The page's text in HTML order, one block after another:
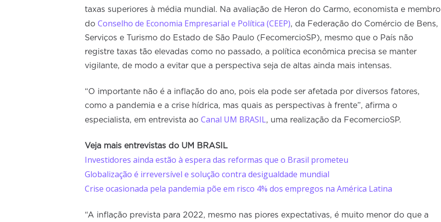
taxas superiores à média mundial. Na avaliação de Heron do Carmo, economista e membro
do Conselho de Economia Empresarial e Política (CEEP), da Federação do Comércio de Bens,
Serviços e Turismo do Estado de São Paulo (FecomercioSP), mesmo que o País não
registre taxas tão elevadas como no passado, a política econômica precisa se manter
vigilante, de modo a evitar que a perspectiva seja de altas ainda mais intensas.
“O importante não é a inflação do ano, pois ela pode ser afetada por diversos fatores,
como a pandemia e a crise hídrica, mas quais as perspectivas à frente”, afirma o
especialista, em entrevista ao Canal UM BRASIL, uma realização da FecomercioSP.
Veja mais entrevistas do UM BRASIL
Investidores ainda estão à espera das reformas que o Brasil prometeu
Globalização é irreversível e solução contra desigualdade mundial
Crise ocasionada pela pandemia põe em risco 4% dos empregos na América Latina
“A inflação prevista para 2022, mesmo nas piores expectativas, é muito menor do que a